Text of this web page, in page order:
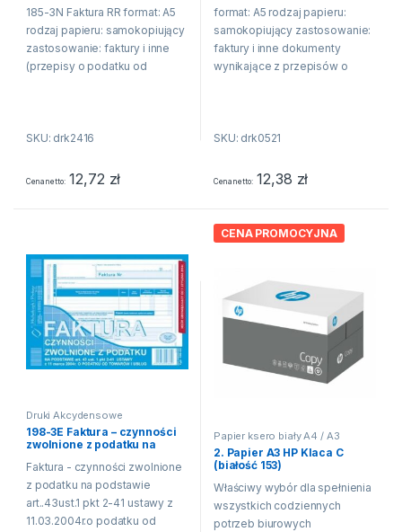
185-3N Faktura RR format: A5
rodzaj papieru: samokopiujący
zastosowanie: faktury i inne
(przepisy o podatku od
SKU: drk2416
Cena netto 12,72 zł
kolekcjonerskie i antyki. A5.
(o+1k)
format: A5 rodzaj papieru:
samokopiujący zastosowanie:
faktury i inne dokumenty
wynikające z przepisów o
kopia)
SKU: drk0521
Cena netto 12,38 zł
Druki Akcydensowe
198-3E Faktura – czynności
zwolnione z podatku na
41 ustawy z 11.03.2004r.o
podatku od towarów i u
Faktura - czynności zwolnione
z podatku na podstawie
art..43ust.1 pkt 2-41 ustawy z
11.03.2004r.o podatku od
CENA PROMOCYJNA
Papier ksero biały A4 / A3
2. Papier A3 HP Klaca C
(białość 153)
Właściwy wybór dla spełnienia
wszystkich codziennych
potrzeb biurowych